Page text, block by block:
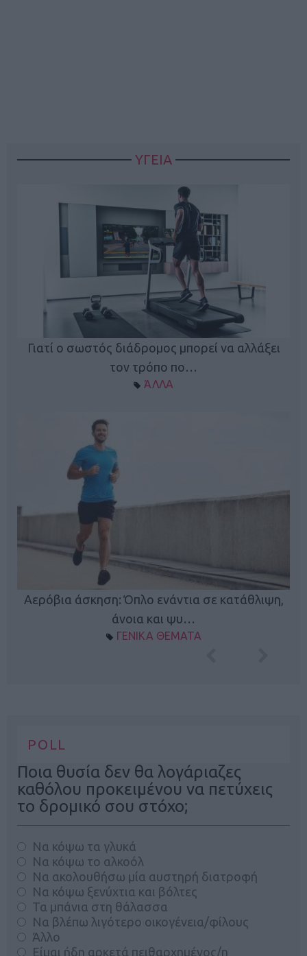
ΥΓΕΙΑ
Γιατί ο σωστός διάδρομος μπορεί να αλλάξει
τον τρόπο πο…
ΆΛΛΑ
Αερόβια άσκηση: Όπλο ενάντια σε κατάθλιψη,
άνοια και ψυ…
ΓΕΝΙΚΑ ΘΕΜΑΤΑ
POLL
Ποια θυσία δεν θα λογάριαζες
καθόλου προκειμένου να πετύχεις
το δρομικό σου στόχο;
Να κόψω τα γλυκά
Να κόψω το αλκοόλ
Να ακολουθήσω μία αυστηρή διατροφή
Να κόψω ξενύχτια και βόλτες
Τα μπάνια στη θάλασσα
Να βλέπω λιγότερο οικογένεια/φίλους
Άλλο
Είμαι ήδη αρκετά πειθαρχημένος/η